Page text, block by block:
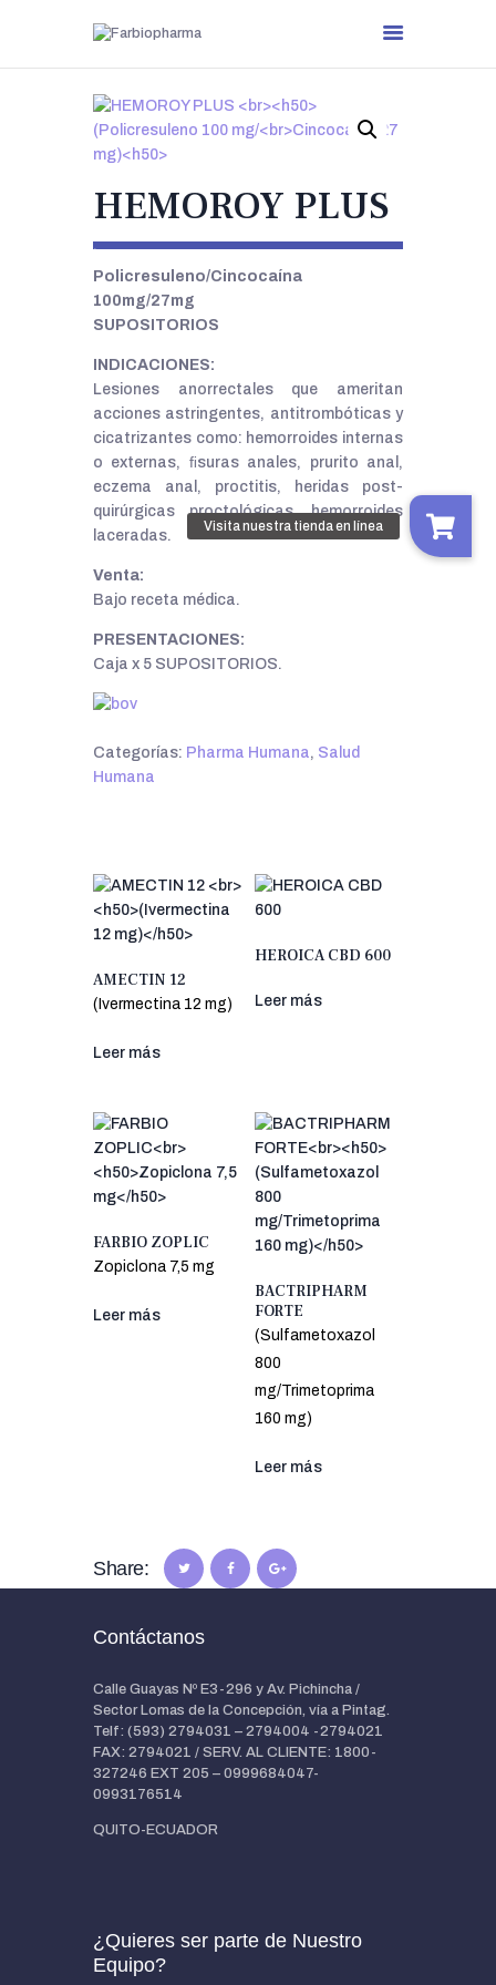
HEMOROY PLUS
.
Policresuleno/Cincocaína
100mg/27mg
SUPOSITORIOS
INDICACIONES:
Lesiones anorrectales que ameritan
acciones astringentes, antitrombóticas y
cicatrizantes como: hemorroides internas
o externas, ﬁsuras anales, prurito anal,
eczema anal, proctitis, heridas post-
quirúrgicas proctológicas, hemorroides
laceradas.
Venta:
Bajo receta médica.
PRESENTACIONES:
Caja x 5 SUPOSITORIOS.
Categorías: Pharma Humana, Salud
Humana
AMECTIN 12
(Ivermectina 12 mg)
Leer más
HEROICA CBD 600
Leer más
FARBIO ZOPLIC
Zopiclona 7,5 mg
Leer más
BACTRIPHARM
FORTE
(Sulfametoxazol
800
mg/Trimetoprima
160 mg)
Leer más
Share:
Contáctanos
Calle Guayas Nº E3-296 y Av. Pichincha /
Sector Lomas de la Concepción, vía a Pintag.
Telf: (593) 2794031 – 2794004 -2794021
FAX: 2794021 / SERV. AL CLIENTE: 1800-
327246 EXT 205 – 0999684047-
0993176514
QUITO-ECUADOR
¿Quieres ser parte de Nuestro
Equipo?